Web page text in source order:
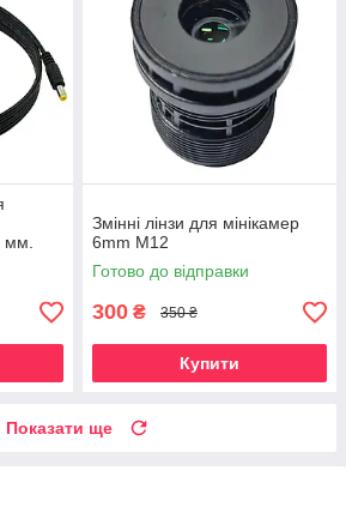
мм.
Змінні лінзи для мінікамер
6mm M12
Готово до відправки
300 ₴ 350 ₴
Купити
Показати ще